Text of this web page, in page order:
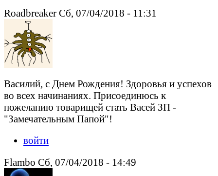
Roadbreaker Сб, 07/04/2018 - 11:31
Василий, с Днем Рождения! Здоровья и успехов
во всех начинаниях. Присоединюсь к
пожеланию товарищей стать Васей ЗП -
"Замечательным Папой"!
войти
Flambo Сб, 07/04/2018 - 14:49